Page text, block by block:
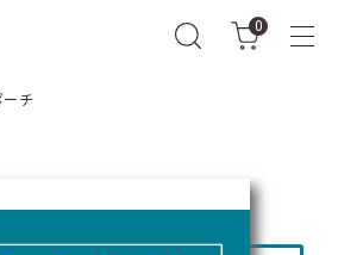
0
ーチ